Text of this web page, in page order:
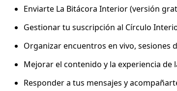
Enviarte La Bitácora Interior (versión
Gestionar tu suscripción al Círculo
Organizar encuentros en vivo, sesiones
Mejorar el contenido y la experiencia
Responder a tus mensajes y